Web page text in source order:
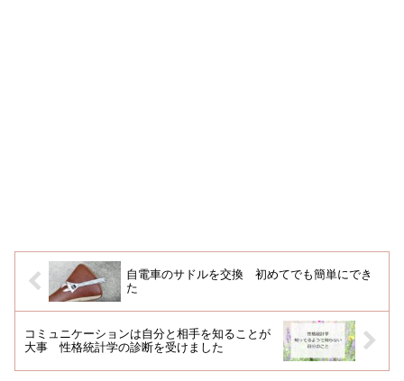
自電車のサドルを交換 初めてでも簡単にでき
た
コミュニケーションは自分と相手を知ることが
大事 性格統計学の診断を受けました